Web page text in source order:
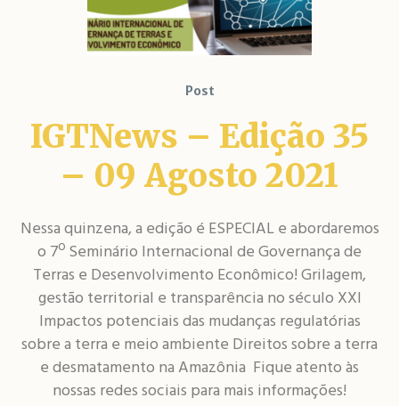
Post
IGTNews – Edição 35
– 09 Agosto 2021
Nessa quinzena, a edição é ESPECIAL e abordaremos
o 7º Seminário Internacional de Governança de
Terras e Desenvolvimento Econômico! Grilagem,
gestão territorial e transparência no século XXI
Impactos potenciais das mudanças regulatórias
sobre a terra e meio ambiente Direitos sobre a terra
e desmatamento na Amazônia Fique atento às
nossas redes sociais para mais informações!